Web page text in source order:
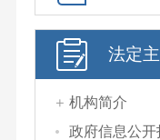
法定
机构简介
政府信息公开